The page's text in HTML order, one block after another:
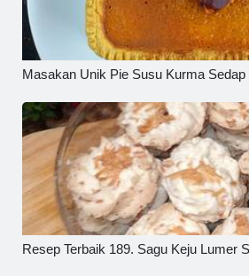
Masakan Unik Pie Susu Kurma
Resep Terbaik 189. Sagu Keju Lumer